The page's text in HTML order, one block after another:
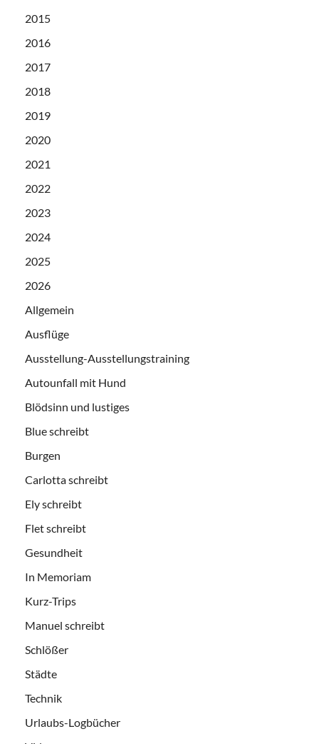
2015
2016
2017
2018
2019
2020
2021
2022
2023
2024
2025
2026
Allgemein
Ausflüge
Ausstellung-Ausstellungstraining
Autounfall mit Hund
Blödsinn und lustiges
Blue schreibt
Burgen
Carlotta schreibt
Ely schreibt
Flet schreibt
Gesundheit
In Memoriam
Kurz-Trips
Manuel schreibt
Schlößer
Städte
Technik
Urlaubs-Logbücher